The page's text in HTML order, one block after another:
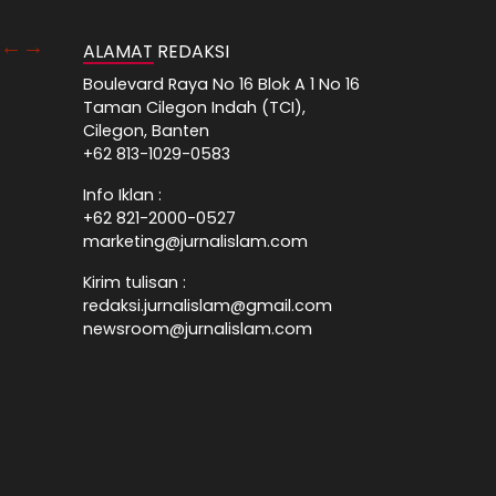
ALAMAT REDAKSI
Boulevard Raya No 16 Blok A 1 No 16
Taman Cilegon Indah (TCI),
Cilegon, Banten
+62 813-1029-0583
Info Iklan :
+62 821-2000-0527
marketing@jurnalislam.com
Kirim tulisan :
redaksi.jurnalislam@gmail.com
newsroom@jurnalislam.com